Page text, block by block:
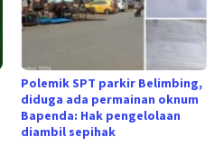
Polemik SPT parkir Belimbing,
diduga ada permainan oknum
Bapenda: Hak pengelolaan
diambil sepihak